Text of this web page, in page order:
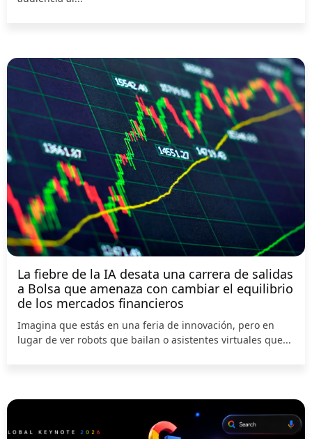
La fiebre de la IA desata una carrera de salidas
a Bolsa que amenaza con cambiar el equilibrio
de los mercados financieros
Imagina que estás en una feria de innovación, pero en
lugar de ver robots que bailan o asistentes virtuales que...